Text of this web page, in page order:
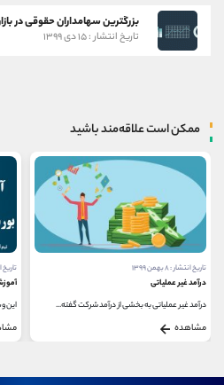
بزرگترین سهامداران حقوقی در
تاریخ انتشار : ۱۵ دی ۱۳۹۹
ممکن است علاقه‌مند باشید
تاریخ انتشار : ۸ بهمن ۱۳۹۹
درآمد غیر عملیاتی
درآمد غیر عملیاتی به بخشی از درآمد شرکت گفته...
مشاهده
تاریخ
این